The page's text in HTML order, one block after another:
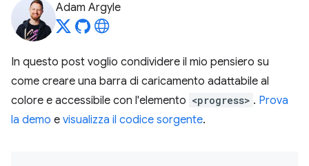
Adam Argyle
In questo post voglio condividere il mio pensiero su
come creare una barra di caricamento adattabile al
colore e accessibile con l'elemento <progress> . Prova
la demo e visualizza il codice sorgente.